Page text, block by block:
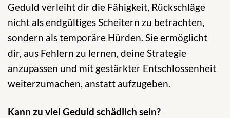
Geduld verleiht dir die Fähigkeit, Rückschläge
nicht als endgültiges Scheitern zu betrachten,
sondern als temporäre Hürden. Sie ermöglicht
dir, aus Fehlern zu lernen, deine Strategie
anzupassen und mit gestärkter Entschlossenheit
weiterzumachen, anstatt aufzugeben.
Kann zu viel Geduld schädlich sein?